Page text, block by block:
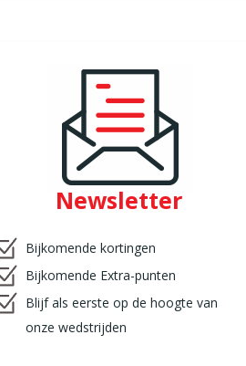
Newsletter
Bijkomende kortingen
Bijkomende Extra-punten
Blijf als eerste op de hoogte van
onze wedstrijden